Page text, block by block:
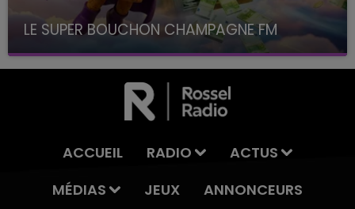
LE SUPER BOUCHON CHAMPAGNE FM
avec La Famille Champagne FM, à 8H10
ACCUEIL RADIO
ACTUS
MÉDIAS
JEUX ANNONCEURS